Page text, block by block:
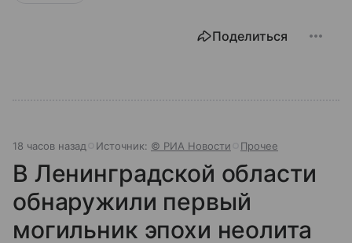
Поделиться
18 часов назад Источник: © РИА Новости Прочее
В Ленинградской области
обнаружили первый
могильник эпохи неолита